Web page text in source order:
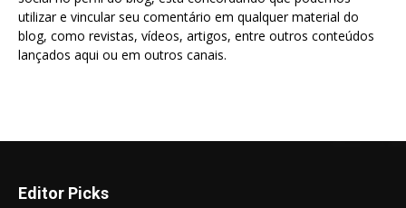
utilizar e vincular seu comentário em qualquer material do
blog, como revistas, vídeos, artigos, entre outros conteúdos
lançados aqui ou em outros canais.
Editor Picks